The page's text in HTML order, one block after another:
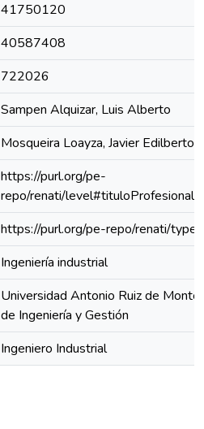
41750120
40587408
722026
Sampen Alquizar, Luis Alberto
Mosqueira Loayza, Javier Edilberto
https://purl.org/pe-
repo/renati/level#tituloProfesional
https://purl.org/pe-repo/renati/
Ingeniería industrial
Universidad Antonio Ruiz de
de Ingeniería y Gestión
Ingeniero Industrial